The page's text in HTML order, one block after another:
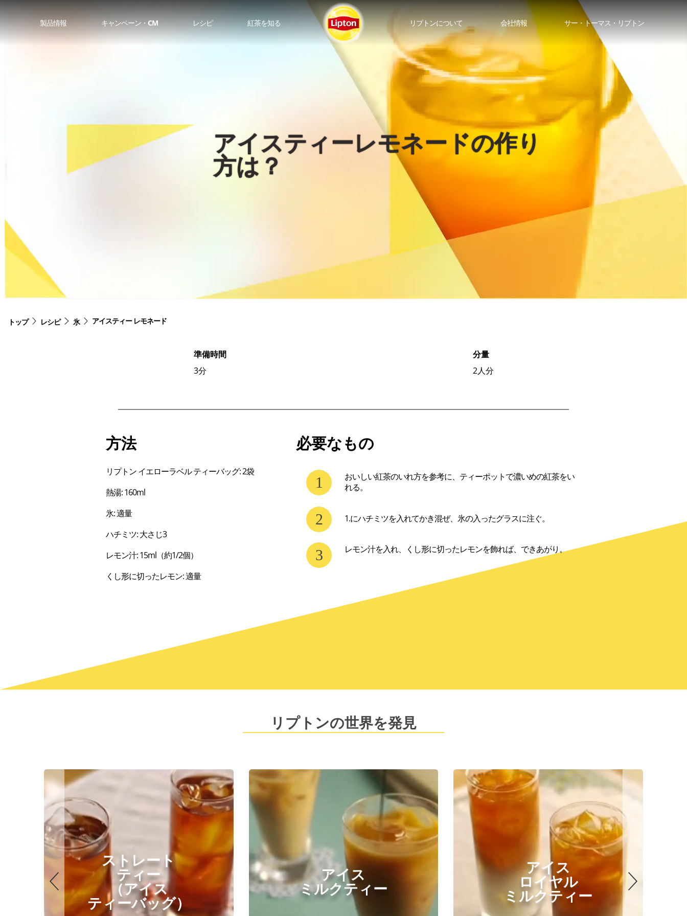
製品情報 キャンペーン・CM レシピ 紅茶を知る リプトンについて 会社情報 サー・トーマス・リプトン
アイスティーレモネードの作り
方は？
トップ レシピ 氷 アイスティー レモネード
準備時間
3分
分量
2人分
方法
リプトン イエローラベル ティーバッグ: 2袋
熱湯: 160ml
氷: 適量
ハチミツ: 大さじ3
レモン汁: 15ml（約1/2個）
くし形に切ったレモン: 適量
必要なもの
おいしい紅茶のいれ方を参考に、ティーポットで濃いめの紅茶をい
れる。
1.にハチミツを入れてかき混ぜ、氷の入ったグラスに注ぐ。
レモン汁を入れ、くし形に切ったレモンを飾れば、できあがり。
リプトンの世界を発見
ストレート
ティー
（アイス
ティーバッグ）
アイス
ミルクティー
アイス
ロイヤル
ミルクティー